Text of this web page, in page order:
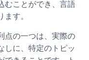
むことができ、言語
す。
点の一つは、実際の
しに、特定のトピッ